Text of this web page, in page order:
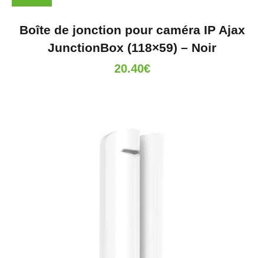
Boîte de jonction pour caméra IP Ajax
JunctionBox (118×59) – Noir
20.40€